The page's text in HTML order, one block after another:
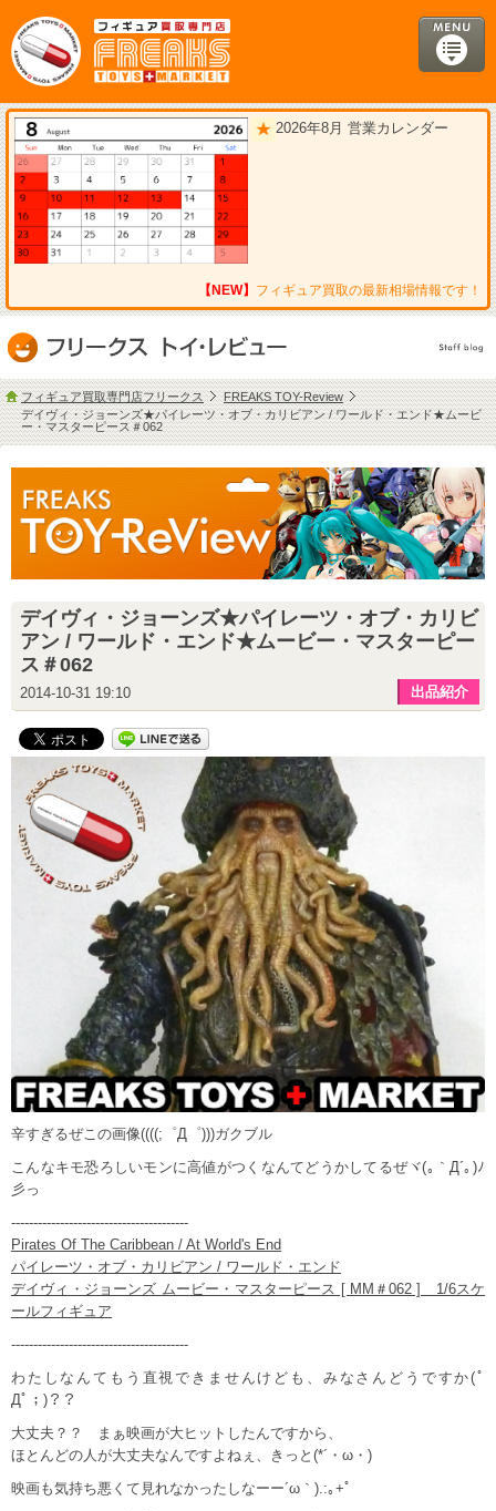
2026年8月 営業カレンダー
【NEW】 フィギュア買取の最新相場情報です！
フィギュア買取専門店フリークス
FREAKS TOY-Review
デイヴィ・ジョーンズ★パイレーツ・オブ・カリビアン / ワールド・エンド★ムービ
ー・マスターピース＃062
デイヴィ・ジョーンズ★パイレーツ・オブ・カリビ
アン / ワールド・エンド★ムービー・マスターピー
ス＃062
2014-10-31 19:10 出品紹介
辛すぎるぜこの画像((((;゜Д゜)))ガクブル
こんなキモ恐ろしいモンに高値がつくなんてどうかしてるぜヾ(｡｀Д´｡)ﾉ
彡っ
----------------------------------------
Pirates Of The Caribbean / At World's End
パイレーツ・オブ・カリビアン / ワールド・エンド
デイヴィ・ジョーンズ ムービー・マスターピース [ MM＃062 ] 1/6スケ
ールフィギュア
----------------------------------------
わたしなんてもう直視できませんけども、みなさんどうですか(ﾟ
Дﾟ；)？？
大丈夫？？ まぁ映画が大ヒットしたんですから、
ほとんどの人が大丈夫なんですよねぇ、きっと(*´・ω・)
映画も気持ち悪くて見れなかったしなーー´ω｀).:｡+ﾟ